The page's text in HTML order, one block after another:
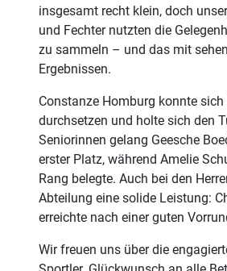
insgesamt recht klein, doch
und Fechter nutzten die
zu sammeln – und das mit
Ergebnissen.
Constanze Homburg konnte sich
durchsetzen und holte sich den
Seniorinnen gelang Geesche
erster Platz, während Amelie
Rang belegte. Auch bei den
Abteilung eine solide Leistung:
erreichte nach einer guten
Wir freuen uns über die